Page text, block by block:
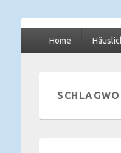
Frauen- und
Home